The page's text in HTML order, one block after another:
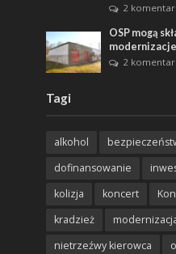
2
OSP mogą
modernizacje
2
Tagi
alkohol
dofinansowanie
kolizja
koncert
kradzież
nietrzeźwy kierowca